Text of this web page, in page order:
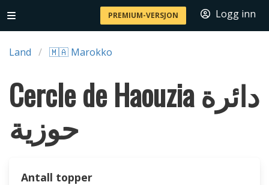
PREMIUM-VERSJON Logg inn
Land 🇲🇦 Marokko
Cercle de Haouzia دائرة
حوزية
Antall topper